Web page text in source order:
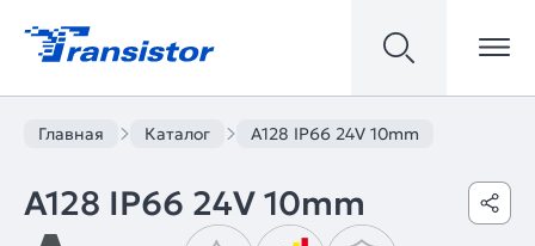
Главная Каталог A128 IP66 24V 10mm
A128 IP66 24V 10mm